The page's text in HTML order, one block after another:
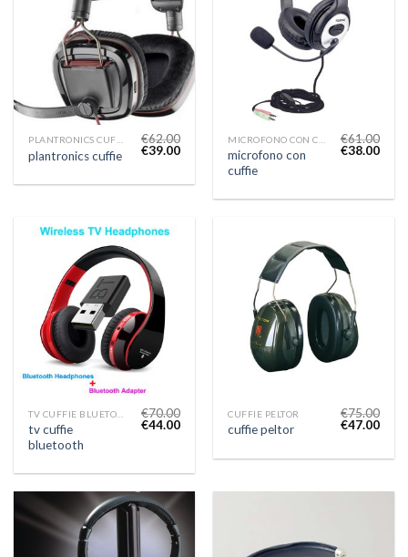
plantronics cuffie
€62.00
€39.00
microfono con
cuffie
€61.00
€38.00
tv cuffie
bluetooth
€70.00
€44.00
CUFFIE PELTOR
cuffie peltor
€75.00
€47.00